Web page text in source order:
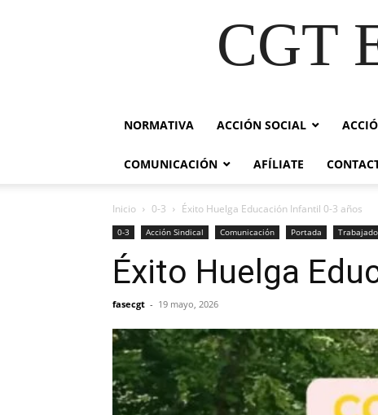
CGT
NORMATIVA ACCIÓN SOCIAL
COMUNICACIÓN AFÍLIATE
Inicio 0-3 Éxito Huelga Educación Infantil 0-3 años
0-3 Acción Sindical Comunicación Portada
Éxito Huelga
fasecgt - 19 mayo, 2026